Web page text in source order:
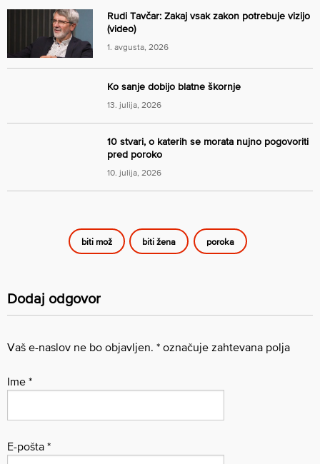
Rudi Tavčar: Zakaj vsak zakon potrebuje vizijo
(video)
1. avgusta, 2026
Ko sanje dobijo blatne škornje
13. julija, 2026
10 stvari, o katerih se morata nujno pogovoriti
pred poroko
10. julija, 2026
biti mož biti žena poroka
Dodaj odgovor
Vaš e-naslov ne bo objavljen. * označuje zahtevana polja
Ime *
E-pošta *